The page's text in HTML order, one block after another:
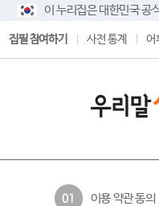
이 누리집은 대한민국 공
집필 참여하기 사전 통계 어
01 이용 약관 동의